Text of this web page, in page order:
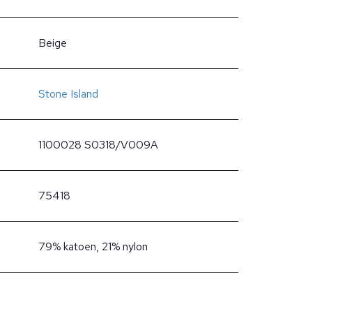
Beige
Stone Island
1100028 S0318/V009A
75418
79% katoen, 21% nylon